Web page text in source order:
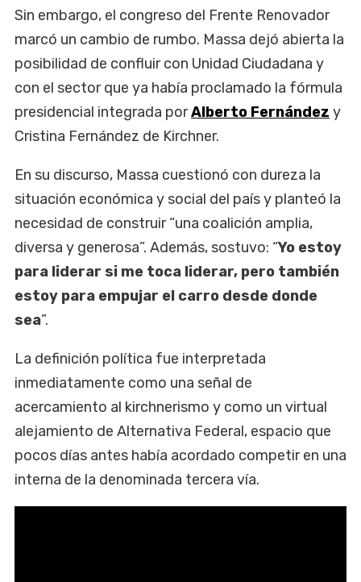
Sin embargo, el congreso del Frente Renovador
marcó un cambio de rumbo. Massa dejó abierta la
posibilidad de confluir con Unidad Ciudadana y
con el sector que ya había proclamado la fórmula
presidencial integrada porAlberto Fernández y
Cristina Fernández de Kirchner.
En su discurso, Massa cuestionó con dureza la
situación económica y social del país y planteó la
necesidad de construir “una coalición amplia,
diversa y generosa”. Además, sostuvo: “Yo estoy
para liderar si me toca liderar, pero también
estoy para empujar el carro desde donde
sea”.
La definición política fue interpretada
inmediatamente como una señal de
acercamiento al kirchnerismo y como un virtual
alejamiento de Alternativa Federal, espacio que
pocos días antes había acordado competir en una
interna de la denominada tercera vía.